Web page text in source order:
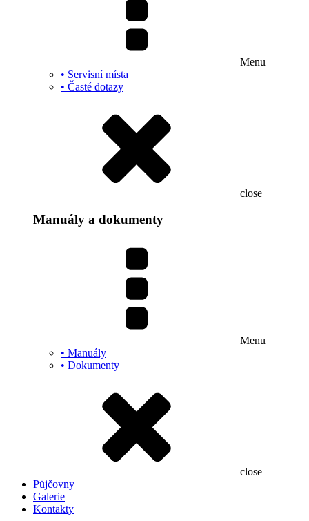
Menu
• Servisní místa
• Časté dotazy
close
Manuály a dokumenty
Menu
• Manuály
• Dokumenty
close
Půjčovny
Galerie
Kontakty